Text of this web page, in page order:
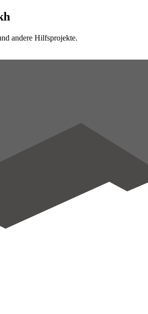
andere Hilfsprojekte.